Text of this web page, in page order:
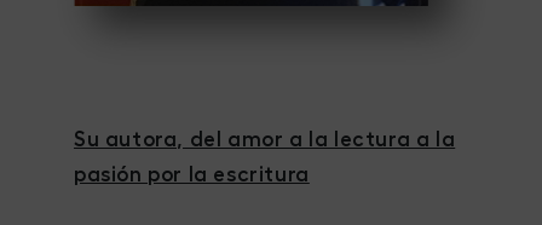
Su autora, del amor a la lectura a la
pasión por la escritura